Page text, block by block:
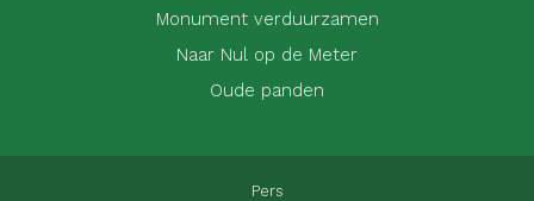
Monument verduurzamen
Naar Nul op de Meter
Oude panden
Pers